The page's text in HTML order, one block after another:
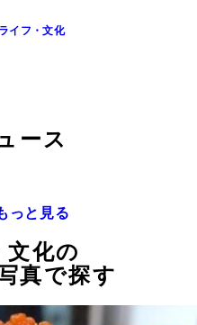
ライフ・文化
ース
っと見る
文化の
真で探す